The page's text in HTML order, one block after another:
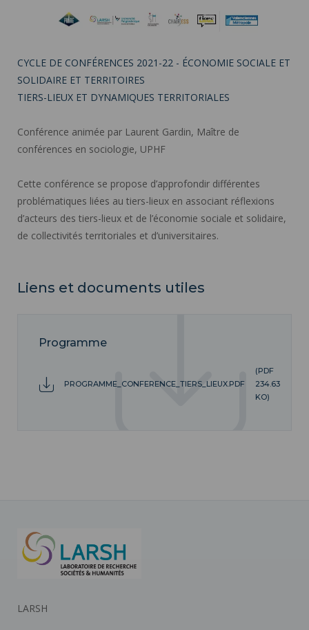
CYCLE DE CONFÉRENCES 2021-22 - ÉCONOMIE SOCIALE ET
SOLIDAIRE ET TERRITOIRES
TIERS-LIEUX ET DYNAMIQUES TERRITORIALES
Conférence animée par Laurent Gardin, Maître de
conférences en sociologie, UPHF
Cette conférence se propose d’approfondir différentes
problématiques liées au tiers-lieux en associant réflexions
d’acteurs des tiers-lieux et de l’économie sociale et solidaire,
de collectivités territoriales et d’universitaires.
Liens et documents utiles
Programme
PROGRAMME_CONFERENCE_TIERS_LIEUX.PDF
(PDF
234.63
KO)
LARSH